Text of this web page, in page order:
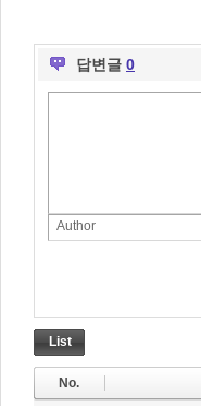
답변글 0
Author
List
No.